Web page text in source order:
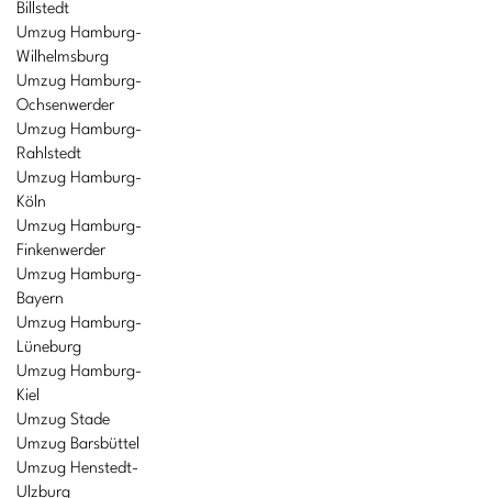
Billstedt
Umzug Hamburg-
Wilhelmsburg
Umzug Hamburg-
Ochsenwerder
Umzug Hamburg-
Rahlstedt
Umzug Hamburg-
Köln
Umzug Hamburg-
Finkenwerder
Umzug Hamburg-
Bayern
Umzug Hamburg-
Lüneburg
Umzug Hamburg-
Kiel
Umzug Stade
Umzug Barsbüttel
Umzug Henstedt-
Ulzburg